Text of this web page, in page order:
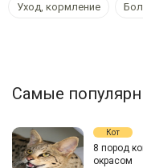
Уход, кормление
Самые
Кот
8 пород
окрасом